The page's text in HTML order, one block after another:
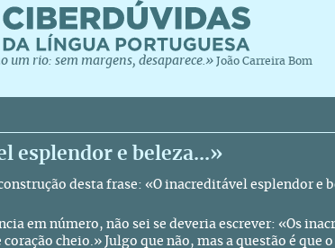
um rio: sem margens, desaparece.» João Carreira Bom
esplendor e beleza...»
desta frase: «O inacreditável esplendor e
em número, não sei se deveria escrever: «Os
cheio.» Julgo que não, mas a questão é que